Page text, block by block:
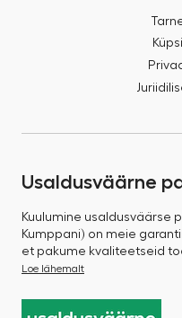
Usaldusväärne
Kuulumine usaldusväärse
Kumppani) on meie
et pakume kvaliteetseid
Loe lähemalt